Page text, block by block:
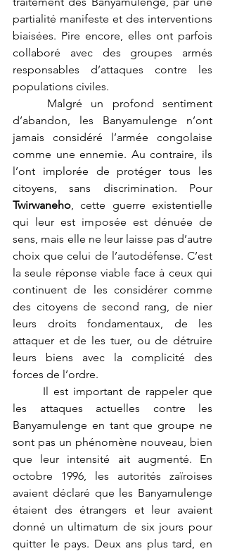
partialité manifeste et des interventions
biaisées. Pire encore, elles ont parfois
collaboré avec des groupes armés
responsables d’attaques contre les
populations civiles.
d’abandon, les Banyamulenge n’ont
jamais considéré l’armée congolaise
comme une ennemie. Au contraire, ils
l’ont implorée de protéger tous les
Twirwaneho, cette guerre existentielle
qui leur est imposée est dénuée de
sens, mais elle ne leur laisse pas d’autre
choix que celui de l’autodéfense. C’est
la seule réponse viable face à ceux qui
continuent de les considérer comme
des citoyens de second rang, de nier
leurs droits fondamentaux, de les
attaquer et de les tuer, ou de détruire
leurs biens avec la complicité des
forces de l’ordre.
les attaques actuelles contre les
Banyamulenge en tant que groupe ne
sont pas un phénomène nouveau, bien
que leur intensité ait augmenté. En
octobre 1996, les autorités zaïroises
avaient déclaré que les Banyamulenge
étaient des étrangers et leur avaient
donné un ultimatum de six jours pour
quitter le pays. Deux ans plus tard, en